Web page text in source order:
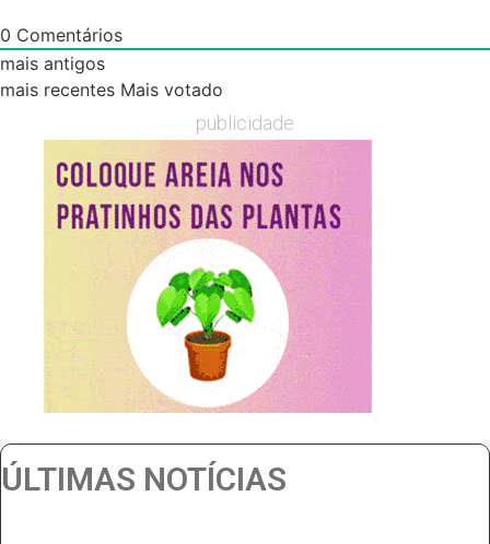
0 Comentários
mais antigos
mais recentes Mais votado
publicidade
ÚLTIMAS NOTÍCIAS